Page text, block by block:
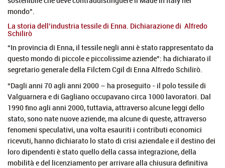
mondo”.
La storia dell’industria tessile di Enna. Dichiarazione di Alfredo
Schilirò
“In provincia di Enna, il tessile negli anni è stato rappresentato da
questo mondo di piccole e piccolissime aziende”: ha dichiarato il
segretario generale della Filctem Cgil di Enna Alfredo Schilirò.
“Dagli anni 70 agli anni 2000 – ha proseguito - il polo tessile di
Valguarnera e di Gagliano occupavano circa 1000 lavoratori. Dal
1990 fino agli anni 2000, tuttavia, attraverso alcune leggi dello
stato, sono nate nuove aziende, ma alcune di queste, attraverso
fenomeni speculativi, una volta esauriti i contributi economici
ricevuti, hanno dichiarato lo stato di crisi aziendale e il destino dei
loro dipendenti è stato quello della cassa integrazione, della
mobilità e del licenziamento per arrivare alla chiusura definitiva